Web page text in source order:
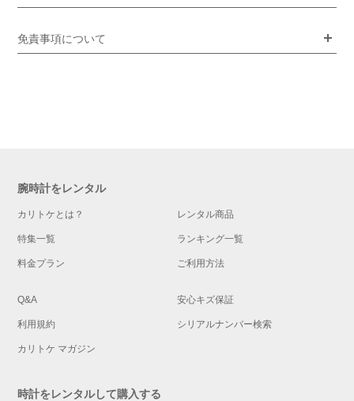
免責事項について
腕時計をレンタル
カリトケとは？ レンタル商品
特集一覧 ランキング一覧
料金プラン ご利用方法
Q&A 安心キズ保証
利用規約 シリアルナンバー検索
カリトケ マガジン
時計をレンタルして購入する